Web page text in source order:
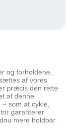
man ikke skal
32%). Skatten
kr
kr
kr
cykel
og forholdene.
af vores
præcis den rette
af denne
som at cykle,
garanterer
mere holdbar.